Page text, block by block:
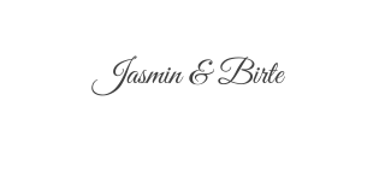
Jasmin & Birte